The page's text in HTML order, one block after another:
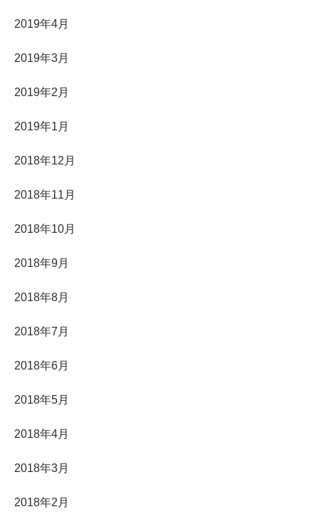
2019年4月
2019年3月
2019年2月
2019年1月
2018年12月
2018年11月
2018年10月
2018年9月
2018年8月
2018年7月
2018年6月
2018年5月
2018年4月
2018年3月
2018年2月